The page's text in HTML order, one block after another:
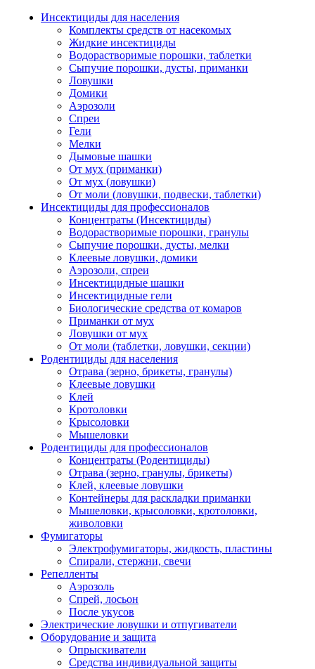
Инсектициды для населения
Комплекты средств от насекомых
Жидкие инсектициды
Водорастворимые порошки, таблетки
Сыпучие порошки, дусты, приманки
Ловушки
Домики
Аэрозоли
Спреи
Гели
Мелки
Дымовые шашки
От мух (приманки)
От мух (ловушки)
От моли (ловушки, подвески, таблетки)
Инсектициды для профессионалов
Концентраты (Инсектициды)
Водорастворимые порошки, гранулы
Сыпучие порошки, дусты, мелки
Клеевые ловушки, домики
Аэрозоли, спреи
Инсектицидные шашки
Инсектицидные гели
Биологические средства от комаров
Приманки от мух
Ловушки от мух
От моли (таблетки, ловушки, секции)
Родентициды для населения
Отрава (зерно, брикеты, гранулы)
Клеевые ловушки
Клей
Кротоловки
Крысоловки
Мышеловки
Родентициды для профессионалов
Концентраты (Родентициды)
Отрава (зерно, гранулы, брикеты)
Клей, клеевые ловушки
Контейнеры для раскладки приманки
Мышеловки, крысоловки, кротоловки,
живоловки
Фумигаторы
Электрофумигаторы, жидкость, пластины
Спирали, стержни, свечи
Репелленты
Аэрозоль
Спрей, лосьон
После укусов
Электрические ловушки и отпугиватели
Оборудование и защита
Опрыскиватели
Средства индивидуальной защиты